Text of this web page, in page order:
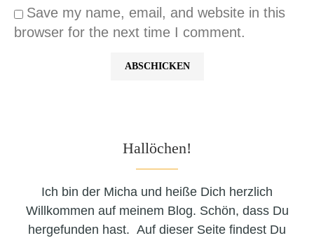
Save my name, email, and website in this
browser for the next time I comment.
Hallöchen!
Ich bin der Micha und heiße Dich herzlich
Willkommen auf meinem Blog. Schön, dass Du
hergefunden hast. Auf dieser Seite findest Du